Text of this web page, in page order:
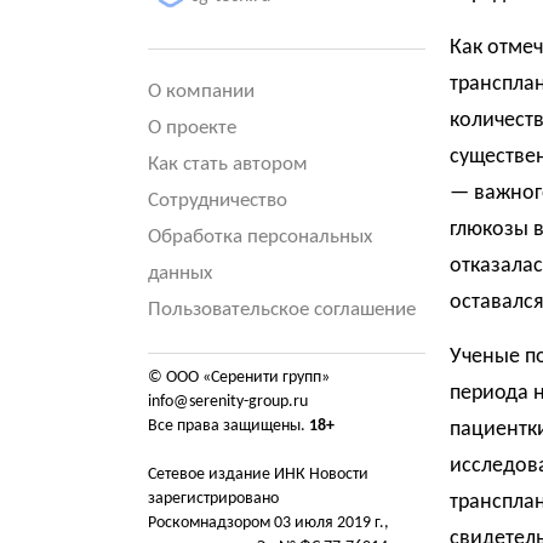
О компании
О проекте
Как стать автором
Сотрудничество
Обработка персональных
данных
Пользовательское соглашение
© ООО «Серенити групп»
info@serenity-group.ru
Все права защищены. 18+
Сетевое издание ИНК Новости
зарегистрировано
Роскомнадзором 03 июля 2019 г.,
Как
—
глюкозы
Ученые
периода